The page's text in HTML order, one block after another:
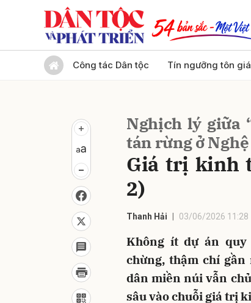
Công tác Dân tộc Tín ngưỡng tôn
Nghịch lý giữa
tán rừng ở
Giá trị kinh
2)
Thanh Hải 03/06/2026 11:28
Không ít dự án quy
chừng, thậm chí
dân miền núi vẫn
sâu vào chuỗi giá trị